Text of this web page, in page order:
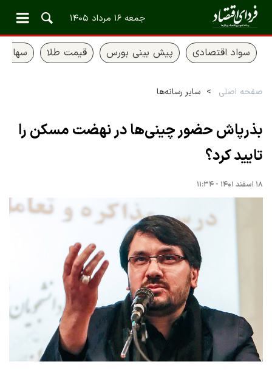
جمعه ۱۶ مرداد ۱۴۰۵
سواد اقتصادی پیش بینی بورس قیمت طلا سهام
صفحه اصلی سایر رسانه‌ها
بذرپاش حضور چینی‌ها در نهضت مسکن را
تایید کرد؟
۱۸ اسفند ۱۴۰۱ - ۱۱:۳۴